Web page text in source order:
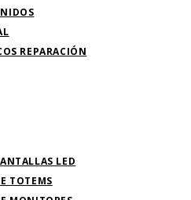
REPARACIÓN
LED
TOTEMS